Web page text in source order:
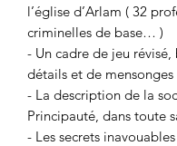
l’église d’Arlam ( 32
criminelles de base… )
- Un cadre de jeu
détails et de
- La description de la
Principauté, dans toute
- Les secrets